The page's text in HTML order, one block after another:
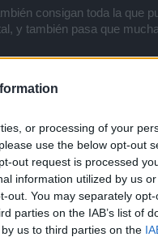
or processing of your
use the below opt-out
out request is processed
information utilized by us
out. You may separately
parties on the IAB’s list of
us to third parties on the
consigan toda la que
y también pasa que
es comenzar el
avanzan hasta a la
pueden llegar hasta
directo a matar a la
al presionarlo sale la
más fáciles para no